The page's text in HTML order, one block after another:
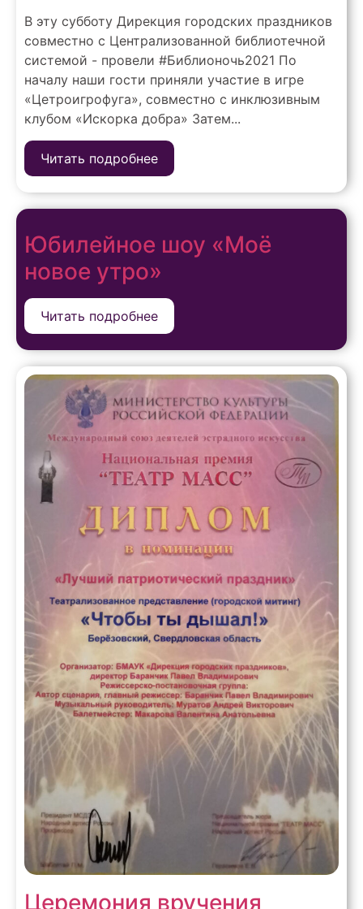
В эту субботу Дирекция городских праздников
совместно с Централизованной библиотечной
системой - провели #Библионочь2021 По
началу наши гости приняли участие в игре
«Цетроигрофуга», совместно с инклюзивным
клубом «Искорка добра» Затем...
Читать подробнее
Юбилейное шоу «Моё
новое утро»
Читать подробнее
Церемония вручения